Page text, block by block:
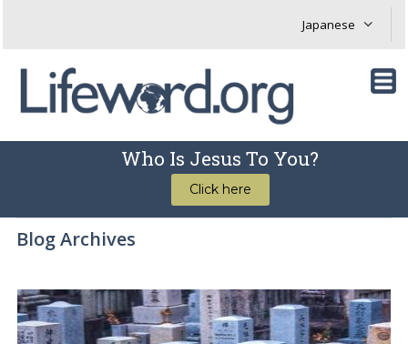
Who Is Jesus To You?
Click here
Blog Archives